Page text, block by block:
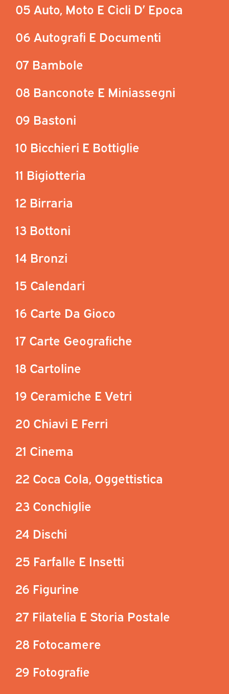
05 Auto, Moto E Cicli D’ Epoca
06 Autografi E Documenti
07 Bambole
08 Banconote E Miniassegni
09 Bastoni
10 Bicchieri E Bottiglie
11 Bigiotteria
12 Birraria
13 Bottoni
14 Bronzi
15 Calendari
16 Carte Da Gioco
17 Carte Geografiche
18 Cartoline
19 Ceramiche E Vetri
20 Chiavi E Ferri
21 Cinema
22 Coca Cola, Oggettistica
23 Conchiglie
24 Dischi
25 Farfalle E Insetti
26 Figurine
27 Filatelia E Storia Postale
28 Fotocamere
29 Fotografie